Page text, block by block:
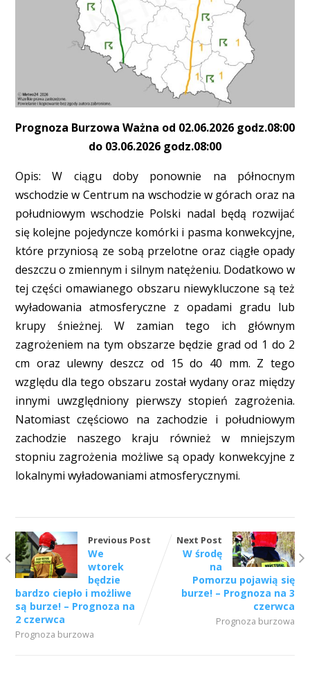
Prognoza Burzowa Ważna od 02.06.2026 godz.08:00
do 03.06.2026 godz.08:00
Opis: W ciągu doby ponownie na północnym
wschodzie w Centrum na wschodzie w górach oraz na
południowym wschodzie Polski nadal będą rozwijać
się kolejne pojedyncze komórki i pasma konwekcyjne,
które przyniosą ze sobą przelotne oraz ciągłe opady
deszczu o zmiennym i silnym natężeniu. Dodatkowo w
tej części omawianego obszaru niewykluczone są też
wyładowania atmosferyczne z opadami gradu lub
krupy śnieżnej. W zamian tego ich głównym
zagrożeniem na tym obszarze będzie grad od 1 do 2
cm oraz ulewny deszcz od 15 do 40 mm. Z tego
względu dla tego obszaru został wydany oraz między
innymi uwzględniony pierwszy stopień zagrożenia.
Natomiast częściowo na zachodzie i południowym
zachodzie naszego kraju również w mniejszym
stopniu zagrożenia możliwe są opady konwekcyjne z
lokalnymi wyładowaniami atmosferycznymi.
Previous Post
We
wtorek
będzie
bardzo ciepło i możliwe
są burze! – Prognoza na
2 czerwca
Prognoza burzowa
Next Post
W środę
na
Pomorzu pojawią się
burze! – Prognoza na 3
czerwca
Prognoza burzowa